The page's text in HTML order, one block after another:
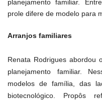
planejamento familiar.
prole difere de modelo para
Arranjos familiares
Renata Rodrigues abordou
planejamento familiar.
modelos de família, das
biotecnológico. Propôs